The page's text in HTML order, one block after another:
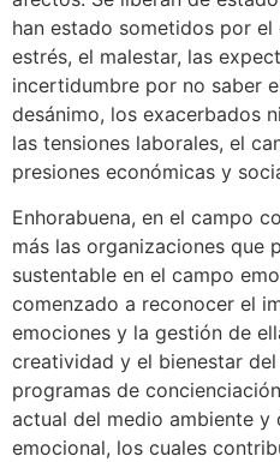
han estado sometidos por
estrés, el malestar, las
incertidumbre por no saber
desánimo, los exacerbados
las tensiones laborales, el
presiones económicas y
Enhorabuena, en el campo
más las organizaciones que
sustentable en el campo
comenzado a reconocer el
emociones y la gestión de
creatividad y el bienestar
programas de
actual del medio ambiente y
emocional, los cuales